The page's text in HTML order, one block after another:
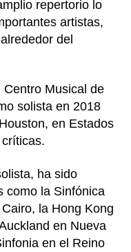
repertorio lo
artistas,
del
Musical de
solista en 2018
en Estados
ha sido
como la Sinfónica
la Hong Kong
en Nueva
en el Reino